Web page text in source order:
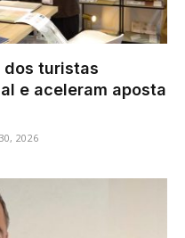
dos turistas
e aceleram aposta
2026